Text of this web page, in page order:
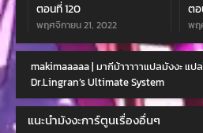
ตอนที่ 120
พฤศจิกายน 21, 2022
ตอ
พฤ
ตอนที่ 118
พฤศจิกายน 21, 2022
ต
พฤ
ตอนที่ 116
พฤศจิกายน 21, 2022
ตอ
makimaaaaa | มากีม้าาาาาแปลมังงะ แป
Dr.Lingran’s Ultimate System
แนะนำมังงะการ์ตูนเรื่องอื่นๆ